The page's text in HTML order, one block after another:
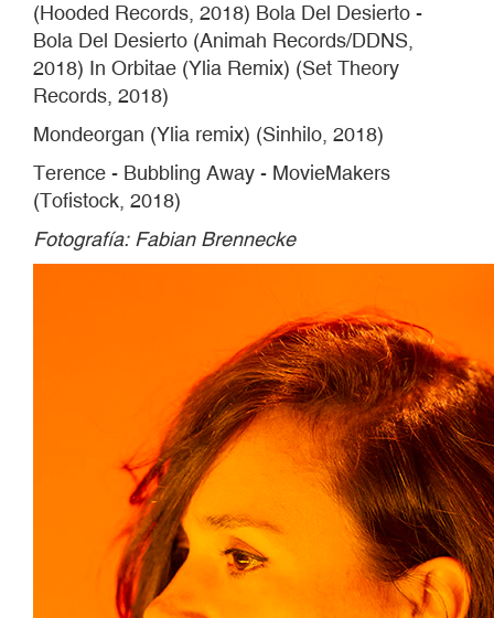
(Hooded Records, 2018) Bola Del Desierto -
Bola Del Desierto (Animah Records/DDNS,
2018) In Orbitae (Ylia Remix) (Set Theory
Records, 2018)
Mondeorgan (Ylia remix) (Sinhilo, 2018)
Terence - Bubbling Away - MovieMakers
(Tofistock, 2018)
Fotografía: Fabian Brennecke